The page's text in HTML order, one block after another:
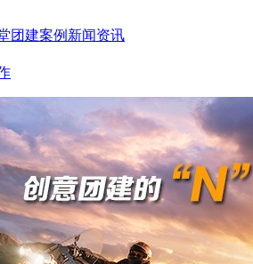
团建案例 新闻资讯